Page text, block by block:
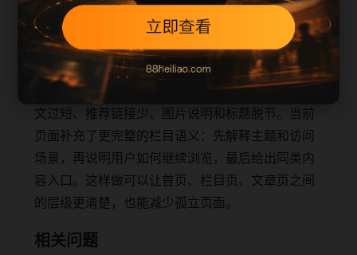
顺序、相关问题和继续浏览入口放在同一页面，帮
助移动端用户减少反复搜索，也让栏目页、内容页
和 sitemap 之间形成稳定的抓取路径。
从 SEO 角度看，旧站内容页最容易出现的问题是正
文过短、推荐链接少、图片说明和标题脱节。当前
页面补充了更完整的栏目语义：先解释主题和访问
场景，再说明用户如何继续浏览，最后给出同类内
容入口。这样做可以让首页、栏目页、文章页之间
的层级更清楚，也能减少孤立页面。
相关问题